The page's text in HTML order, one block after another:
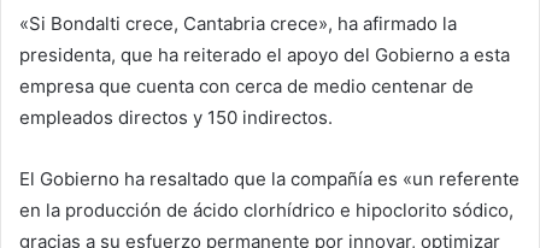
«Si Bondalti crece, Cantabria crece», ha afirmado la
presidenta, que ha reiterado el apoyo del Gobierno a esta
empresa que cuenta con cerca de medio centenar de
empleados directos y 150 indirectos.
El Gobierno ha resaltado que la compañía es «un referente
en la producción de ácido clorhídrico e hipoclorito sódico,
gracias a su esfuerzo permanente por innovar, optimizar